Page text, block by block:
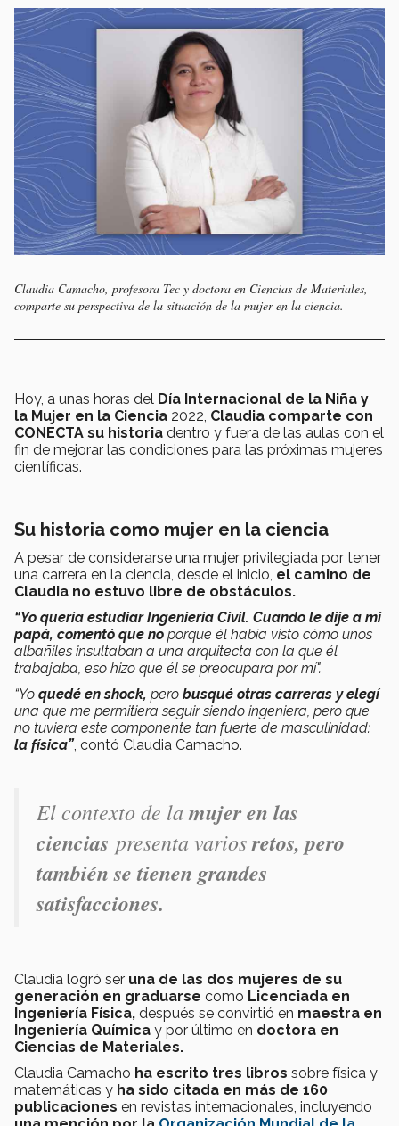
Claudia Camacho, profesora Tec y doctora en Ciencias de Materiales,
comparte su perspectiva de la situación de la mujer en la ciencia.
Hoy, a unas horas del Día Internacional de la Niña y
la Mujer en la Ciencia 2022, Claudia comparte con
CONECTA su historia dentro y fuera de las aulas con el
fin de mejorar las condiciones para las próximas mujeres
científicas.
Su historia como mujer en la ciencia
A pesar de considerarse una mujer privilegiada por tener
una carrera en la ciencia, desde el inicio, el camino de
Claudia no estuvo libre de obstáculos.
“Yo quería estudiar Ingeniería Civil. Cuando le dije a mi
papá, comentó que no porque él había visto cómo unos
albañiles insultaban a una arquitecta con la que él
trabajaba, eso hizo que él se preocupara por mí".
“Yo quedé en shock, pero busqué otras carreras y elegí
una que me permitiera seguir siendo ingeniera, pero que
no tuviera este componente tan fuerte de masculinidad:
la física”, contó Claudia Camacho.
El contexto de lamujer en las
ciencias presenta variosretos, pero
también se tienen grandes
satisfacciones.
Claudia logró ser una de las dos mujeres de su
generación en graduarse como Licenciada en
Ingeniería Física, después se convirtió en maestra en
Ingeniería Química y por último en doctora en
Ciencias de Materiales.
Claudia Camacho ha escrito tres libros sobre física y
matemáticas y ha sido citada en más de 160
publicaciones en revistas internacionales, incluyendo